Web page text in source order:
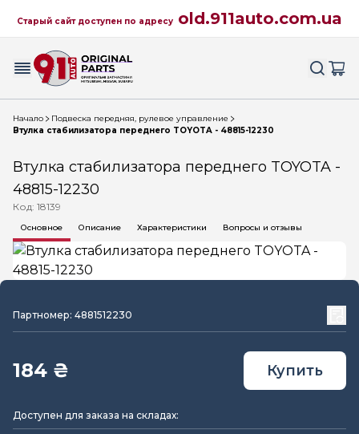
Старый сайт доступен по адресу old.911auto.com.ua
Начало
Подвеска передняя, рулевое управление
Втулка стабилизатора переднего TOYOTA - 48815-12230
Втулка стабилизатора переднего TOYOTA -
48815-12230
Код: 18139
Основное Описание Характеристики Вопросы и отзывы
Партномер: 4881512230
184 ₴ Купить
Доступен для заказа на складах: